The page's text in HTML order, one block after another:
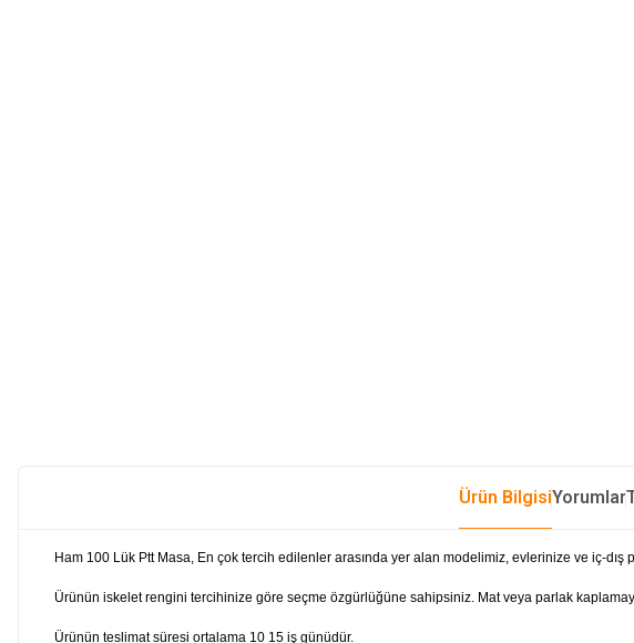
Ürün BilgisiYorumlar
Ham 100 Lük Ptt Masa, En çok tercih edilenler arasında yer alan modelimiz, evlerinize ve iç-
Ürünün iskelet rengini tercihinize göre seçme özgürlüğüne sahipsiniz. Mat veya parlak
Ürünün teslimat süresi ortalama 10 15 iş günüdür.